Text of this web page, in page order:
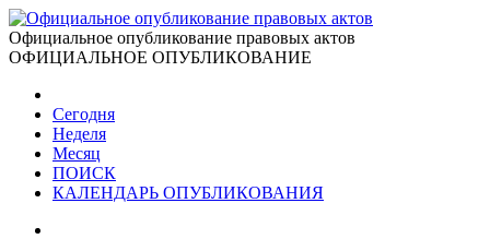
Официальное опубликование правовых актов
ОФИЦИАЛЬНОЕ ОПУБЛИКОВАНИЕ
Сегодня
Неделя
Месяц
ПОИСК
КАЛЕНДАРЬ ОПУБЛИКОВАНИЯ